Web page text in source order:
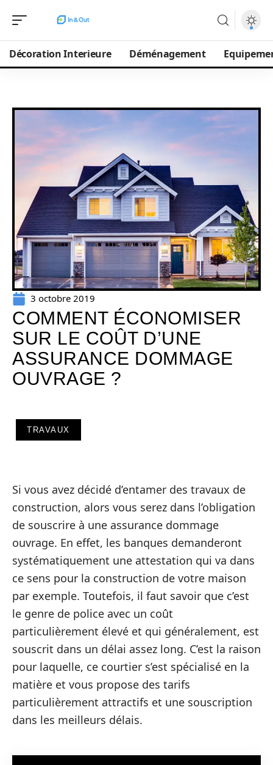
Décoration Interieure Déménagement
3 octobre 2019
COMMENT ÉCONOMISER
SUR LE COÛT D’UNE
ASSURANCE DOMMAGE
OUVRAGE ?
TRAVAUX
Si vous avez décidé d’entamer des travaux de
construction, alors vous serez dans l’obligation
de souscrire à une assurance dommage
ouvrage. En effet, les banques demanderont
systématiquement une attestation qui va dans
ce sens pour la construction de votre maison
par exemple. Toutefois, il faut savoir que c’est
le genre de police avec un coût
particulièrement élevé et qui généralement, est
souscrit dans un délai assez long. C’est la raison
pour laquelle, ce courtier s’est spécialisé en la
matière et vous propose des tarifs
particulièrement attractifs et une souscription
dans les meilleurs délais.